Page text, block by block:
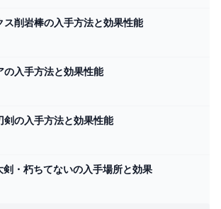
ス削岩棒の入手方法と効果性能
の入手方法と効果性能
剣の入手方法と効果性能
剣・朽ちてないの入手場所と効果